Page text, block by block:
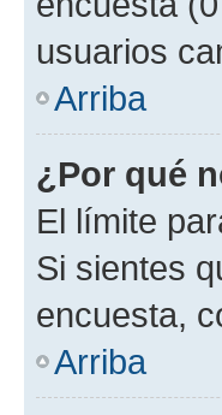
usuarios
Arriba
¿Por qué
El límite
Si sientes
encuesta,
Arriba